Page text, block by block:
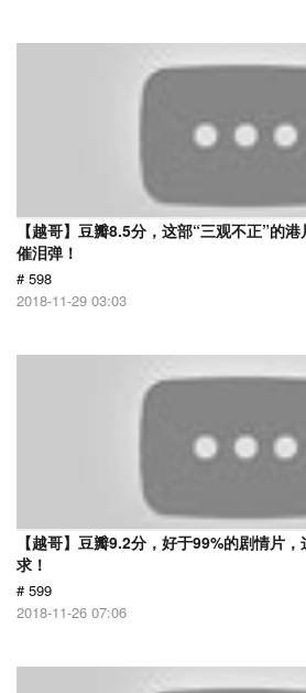
【越哥】豆瓣8.5分，这部“三观不正”的
催泪弹！
# 598
2018-11-29 03:03
【越哥】豆瓣9.2分，好于99%的剧情片
求！
# 599
2018-11-26 07:06